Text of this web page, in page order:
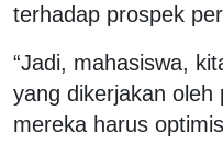
terhadap prospek
“Jadi, mahasiswa,
yang dikerjakan oleh
mereka harus